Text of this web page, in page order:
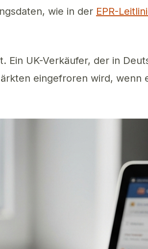
wie in der EPR-
Ein UK-Verkäufer, der in
eingefroren wird, wenn